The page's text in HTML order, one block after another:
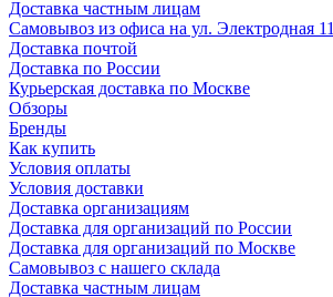
Доставка частным лицам
Самовывоз из офиса на ул. Электродная 11
Доставка почтой
Доставка по России
Курьерская доставка по Москве
Обзоры
Бренды
Как купить
Условия оплаты
Условия доставки
Доставка организациям
Доставка для организаций по России
Доставка для организаций по Москве
Самовывоз с нашего склада
Доставка частным лицам